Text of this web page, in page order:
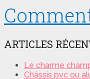
ARTICLES
Le charme
Châssis pvc ou